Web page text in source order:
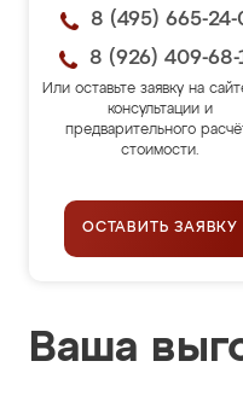
8 (495) 665-24-
8 (926) 409-68-
Или оставьте заявку на
консультации и
предварительного
стоимости.
ОСТАВИТЬ ЗАЯВКУ
Ваша